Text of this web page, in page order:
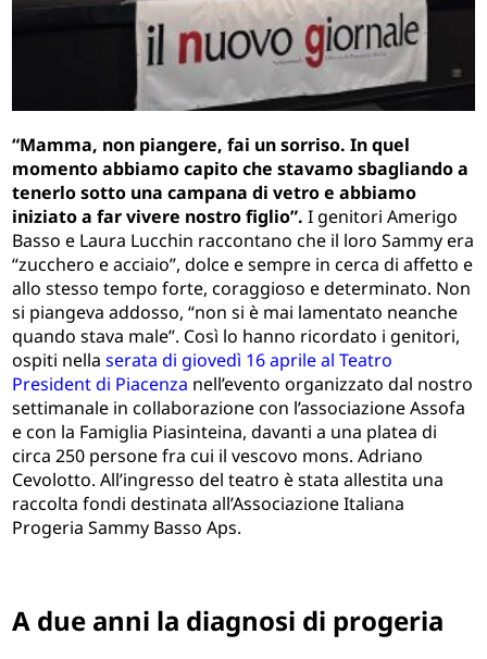
“Mamma, non piangere, fai un sorriso. In quel
momento abbiamo capito che stavamo sbagliando a
tenerlo sotto una campana di vetro e abbiamo
iniziato a far vivere nostro figlio”. I genitori Amerigo
Basso e Laura Lucchin raccontano che il loro Sammy era
“zucchero e acciaio”, dolce e sempre in cerca di affetto e
allo stesso tempo forte, coraggioso e determinato. Non
si piangeva addosso, “non si è mai lamentato neanche
quando stava male”. Così lo hanno ricordato i genitori,
ospiti nella serata di giovedì 16 aprile al Teatro
President di Piacenza nell’evento organizzato dal nostro
settimanale in collaborazione con l’associazione Assofa
e con la Famiglia Piasinteina, davanti a una platea di
circa 250 persone fra cui il vescovo mons. Adriano
Cevolotto. All’ingresso del teatro è stata allestita una
raccolta fondi destinata all’Associazione Italiana
Progeria Sammy Basso Aps.
A due anni la diagnosi di progeria